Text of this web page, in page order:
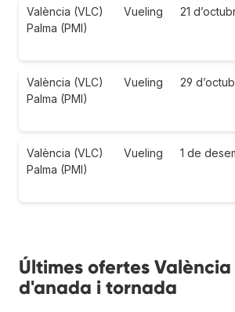
València (VLC)
Palma (PMI)
Vueling 21
València (VLC)
Palma (PMI)
Vueling 29
València (VLC)
Palma (PMI)
Vueling 1 de
Últimes ofertes
d'anada i tornada